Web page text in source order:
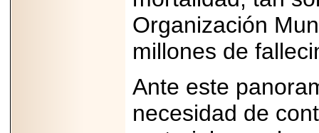
Organización
millones de
Ante este
necesidad de